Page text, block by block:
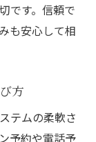
です。信頼で
も安心して相
方
テムの柔軟さ
予約や電話予